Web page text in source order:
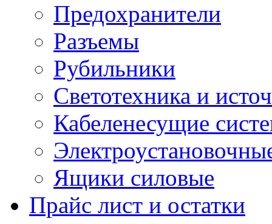
Предохранители
Разъемы
Рубильники
Светотехника и
Кабеленесущие
Ящики силовые
Прайс лист и остатки